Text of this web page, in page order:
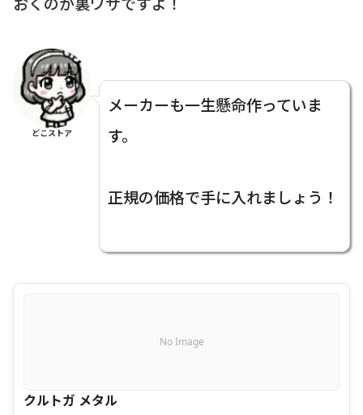
どこストア
メーカーも一生懸命作っていま
す。
正規の価格で手に入れましょう！
No Image
クルトガ メタル